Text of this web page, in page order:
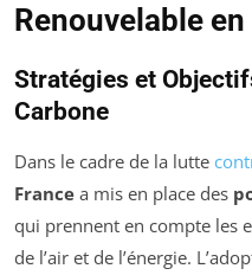
Renouvelable
Stratégies et
Carbone
Dans le cadre de la lutte
France a mis en place des
qui prennent en compte les
de l’air et de l’énergie.